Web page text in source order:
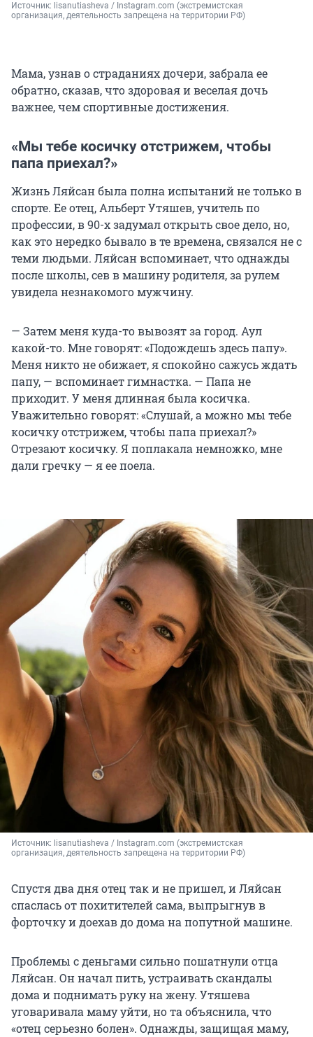
Источник: lisanutiasheva / Instagram.com (экстремистская
организация, деятельность запрещена на территории РФ)
Мама, узнав о страданиях дочери, забрала ее
обратно, сказав, что здоровая и веселая дочь
важнее, чем спортивные достижения.
«Мы тебе косичку отстрижем, чтобы
папа приехал?»
Жизнь Ляйсан была полна испытаний не только в
спорте. Ее отец, Альберт Утяшев, учитель по
профессии, в 90-х задумал открыть свое дело, но,
как это нередко бывало в те времена, связался не с
теми людьми. Ляйсан вспоминает, что однажды
после школы, сев в машину родителя, за рулем
увидела незнакомого мужчину.
— Затем меня куда-то вывозят за город. Аул
какой-то. Мне говорят: «Подождешь здесь папу».
Меня никто не обижает, я спокойно сажусь ждать
папу, — вспоминает гимнастка. — Папа не
приходит. У меня длинная была косичка.
Уважительно говорят: «Слушай, а можно мы тебе
косичку отстрижем, чтобы папа приехал?»
Отрезают косичку. Я поплакала немножко, мне
дали гречку — я ее поела.
Источник: lisanutiasheva / Instagram.com (экстремистская
организация, деятельность запрещена на территории РФ)
Спустя два дня отец так и не пришел, и Ляйсан
спаслась от похитителей сама, выпрыгнув в
форточку и доехав до дома на попутной машине.
Проблемы с деньгами сильно пошатнули отца
Ляйсан. Он начал пить, устраивать скандалы
дома и поднимать руку на жену. Утяшева
уговаривала маму уйти, но та объяснила, что
«отец серьезно болен». Однажды, защищая маму,